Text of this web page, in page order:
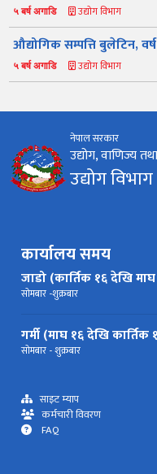
५ बर्ष अगाडि उद्योग विभाग
औद्योगिक सम्पत्ति बुलेटिन,
५ बर्ष अगाडि उद्योग विभाग
नेपाल सरकार
उद्योग, वाणिज्य
उद्योग विभाग
कार्यालय समय
जाडो (कार्तिक १६ देखि
सोमबार -शुक्रबार
गर्मी (माघ १६ देखि कार्तिक
सोमबार - शुक्रबार
साइट म्याप
कर्मचारी विवरण
FAQ